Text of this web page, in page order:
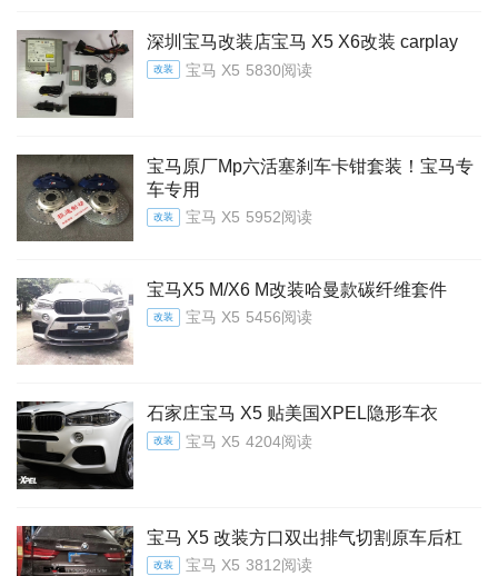
深圳宝马改装店宝马 X5 X6改装 carplay
改装 宝马 X5 5830阅读
宝马原厂Mp六活塞刹车卡钳套装！宝马专
车专用
改装 宝马 X5 5952阅读
宝马X5 M/X6 M改装哈曼款碳纤维套件
改装 宝马 X5 5456阅读
石家庄宝马 X5 贴美国XPEL隐形车衣
改装 宝马 X5 4204阅读
宝马 X5 改装方口双出排气切割原车后杠
改装 宝马 X5 3812阅读